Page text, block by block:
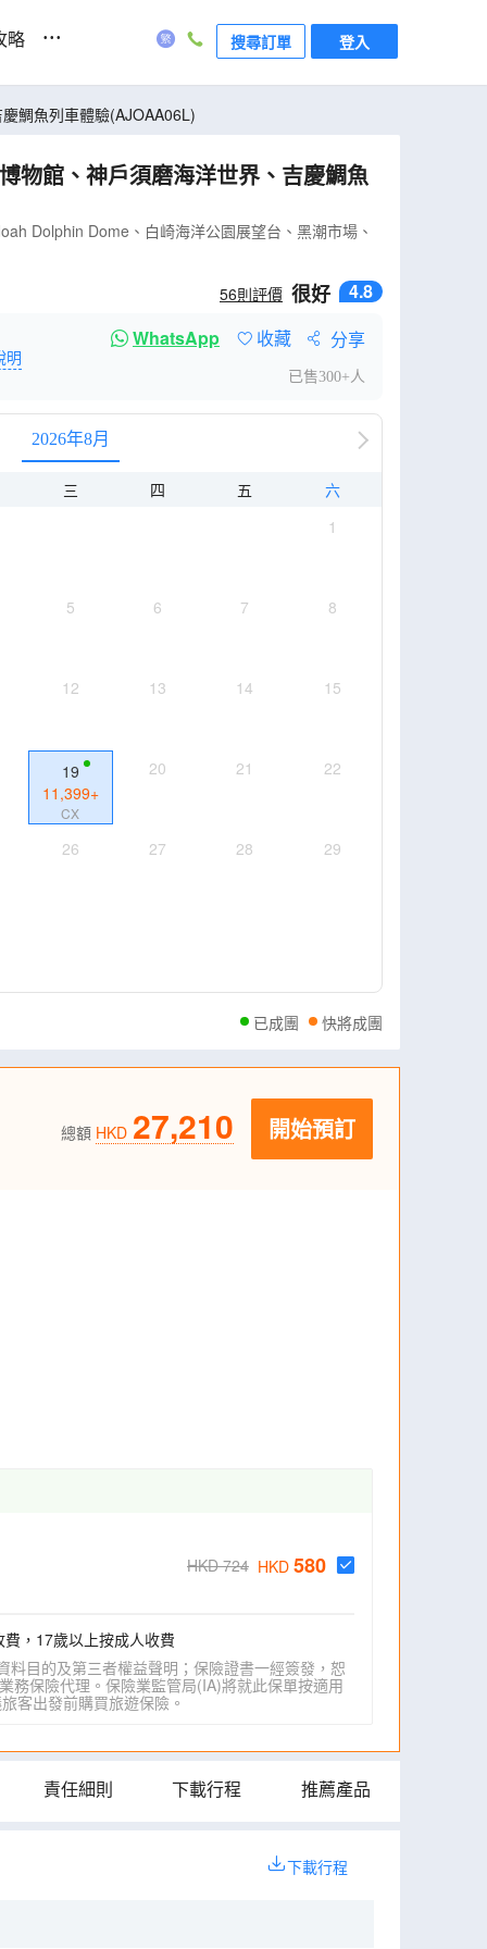
略 ... 搜尋訂單 登入
界、吉慶鯛魚列車體驗(AJOAA06L)
Dolphin Dome、白崎海洋公園展望台、黑潮市場、
56則評價 很好 4.8
明
WhatsApp 收藏 分享
已售300+人
2026年8月
三 四 五
六
1
5 6 7 8
12 13 14 15
19
11,399+
CX
20 21 22
26 27 28 29
已成團 快將成團
總額 HKD 27,210 開始預訂
HKD 724 HKD 580
，17歲以上按成人收費
目的及第三者權益聲明；保險證書一經簽發，恕
務保險代理。保險業監管局(IA)將就此保單按適用
客出發前購買旅遊保險。
責任細則 下載行程 推薦產品
下載行程